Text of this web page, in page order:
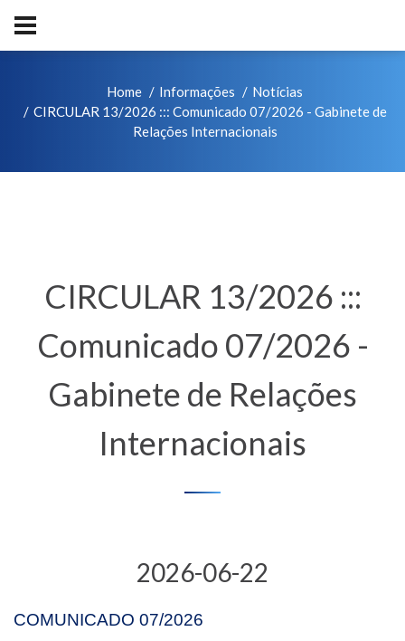
Home Informações
Notícias
CIRCULAR 13/2026 ::: Comunicado 07/2026 - Gabinete de
Relações Internacionais
CIRCULAR 13/2026 :::
Comunicado 07/2026 -
Gabinete de Relações
Internacionais
2026-06-22
COMUNICADO 07/2026